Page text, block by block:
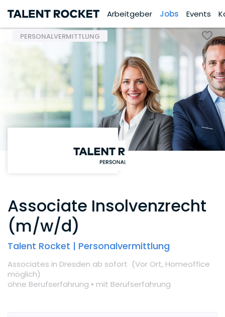
Arbeitgeber Jobs Events
PERSONALVERMITTLUNG
Associate Insolvenzrecht
(m/w/d)
Talent Rocket | Personalvermittlung
Associates in Dresden ab sofort (Vor Ort, Homeoffice
möglich)
ohne Berufserfahrung • mit Berufserfahrung